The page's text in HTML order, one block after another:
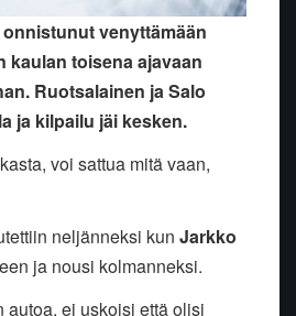
venyttämään
kaulan toisena ajavaan
Ruotsalainen ja Salo
ja kilpailu jäi kesken.
voi sattua mitä vaan,
neljänneksi kun Jarkko
ja nousi kolmanneksi.
autoa, ei uskoisi että olisi